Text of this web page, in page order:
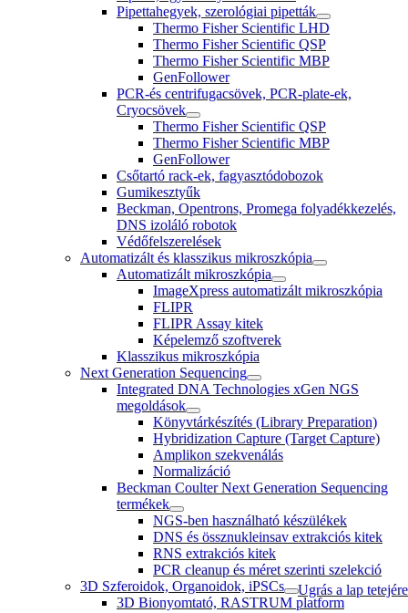
Pipettahegyek, szerológiai pipetták
Thermo Fisher Scientific LHD
Thermo Fisher Scientific QSP
Thermo Fisher Scientific MBP
GenFollower
PCR-és centrifugacsövek, PCR-plate-ek,
Cryocsövek
Thermo Fisher Scientific QSP
Thermo Fisher Scientific MBP
GenFollower
Csőtartó rack-ek, fagyasztódobozok
Gumikesztyűk
Beckman, Opentrons, Promega folyadékkezelés,
DNS izoláló robotok
Védőfelszerelések
Automatizált és klasszikus mikroszkópia
Automatizált mikroszkópia
ImageXpress automatizált mikroszkópia
FLIPR
FLIPR Assay kitek
Képelemző szoftverek
Klasszikus mikroszkópia
Next Generation Sequencing
Integrated DNA Technologies xGen NGS
megoldások
Könyvtárkészítés (Library Preparation)
Hybridization Capture (Target Capture)
Amplikon szekvenálás
Normalizáció
Beckman Coulter Next Generation Sequencing
termékek
NGS-ben használható készülékek
DNS és össznukleinsav extrakciós kitek
RNS extrakciós kitek
PCR cleanup és méret szerinti szelekció
3D Szferoidok, Organoidok, iPSCs
3D Bionyomtató, RASTRUM platform
Ugrás a lap tetejére